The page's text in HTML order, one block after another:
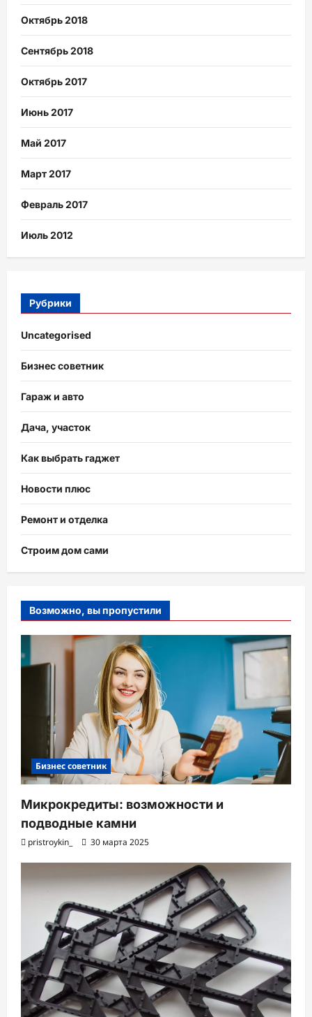
Октябрь 2018
Сентябрь 2018
Октябрь 2017
Июнь 2017
Май 2017
Март 2017
Февраль 2017
Июль 2012
Рубрики
Uncategorised
Бизнес советник
Гараж и авто
Дача, участок
Как выбрать гаджет
Новости плюс
Ремонт и отделка
Строим дом сами
Возможно, вы пропустили
Бизнес советник
Микрокредиты: возможности и
подводные камни
pristroykin_ 30 марта 2025